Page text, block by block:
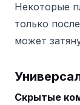
Некоторые
только
может
Скрытые